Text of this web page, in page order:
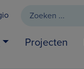
Projecten